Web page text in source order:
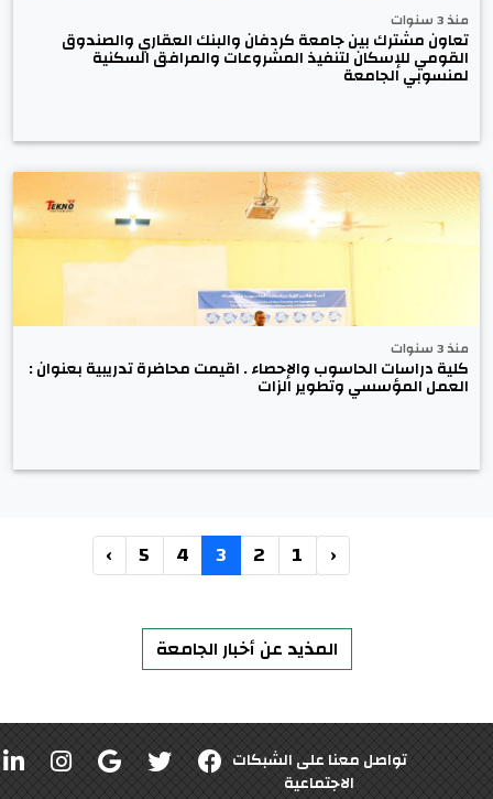
منذ 3 سنوات
تعاون مشترك بين جامعة كردفان والبنك العقاري والصندوق
القومي للإسكان لتنفيذ المشروعات والمرافق السكنية
لمنسوبي الجامعة
منذ 3 سنوات
كلية دراسات الحاسوب والإحصاء . اقيمت محاضرة تدريبية بعنوان :
العمل المؤسسي وتطوير الزات
‹
1
2
3
4
5
›
المذيد عن أخبار الجامعة
تواصل معنا على الشبكات
الاجتماعية